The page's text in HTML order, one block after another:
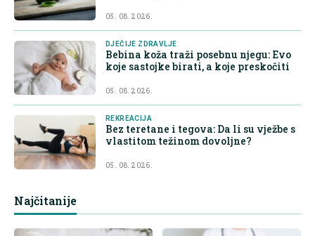
05. 08. 2026.
DJEČIJE ZDRAVLJE
Bebina koža traži posebnu njegu: Evo
koje sastojke birati, a koje preskočiti
05. 08. 2026.
REKREACIJA
Bez teretane i tegova: Da li su vježbe s
vlastitom težinom dovoljne?
05. 08. 2026.
Najčitanije